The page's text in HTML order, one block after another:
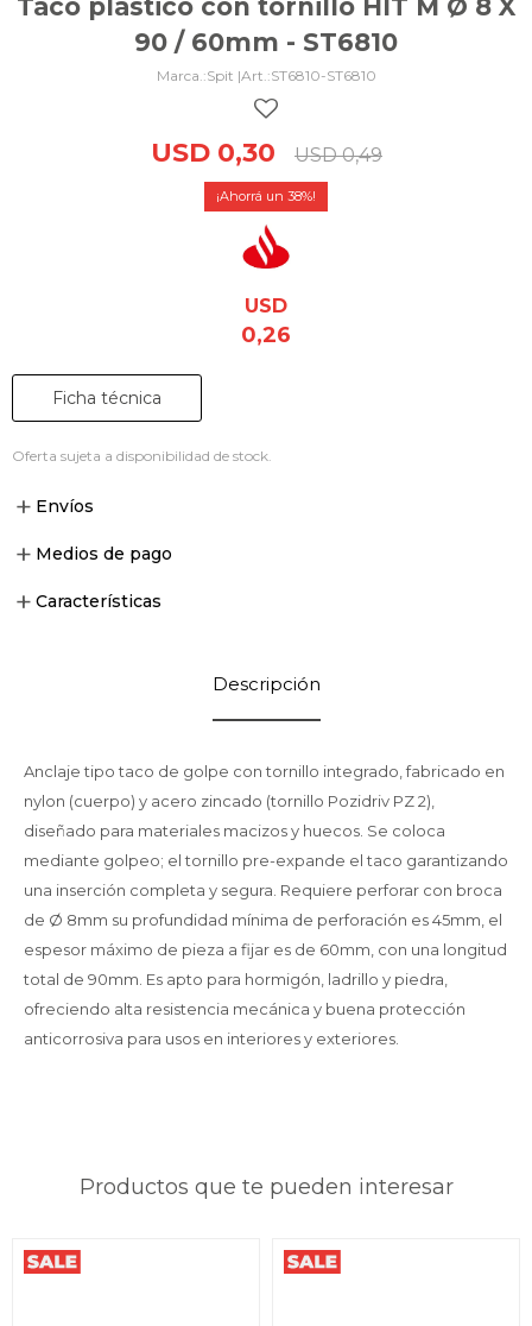
Taco plástico con tornillo HIT M Ø 8 X
90 / 60mm - ST6810
Spit | ST6810-ST6810
USD 0,30 USD 0,49
38
USD
0,26
Ficha técnica
Oferta sujeta a disponibilidad de stock.
Envíos
Medios de pago
Características
Descripción
Anclaje tipo taco de golpe con tornillo integrado, fabricado en
nylon (cuerpo) y acero zincado (tornillo Pozidriv PZ 2),
diseñado para materiales macizos y huecos. Se coloca
mediante golpeo; el tornillo pre-expande el taco garantizando
una inserción completa y segura. Requiere perforar con broca
de Ø 8mm su profundidad mínima de perforación es 45mm, el
espesor máximo de pieza a fijar es de 60mm, con una longitud
total de 90mm. Es apto para hormigón, ladrillo y piedra,
ofreciendo alta resistencia mecánica y buena protección
anticorrosiva para usos en interiores y exteriores.
Productos que te pueden interesar